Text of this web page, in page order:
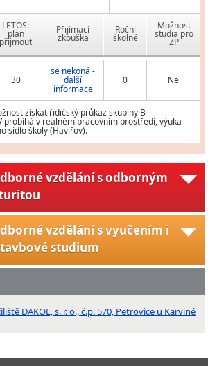
LETOS:
plán
přijmout
Přijímací
zkouška
Roční
školné
Možnost
studia pro
ZP
30
se nekoná -
další
informace
0 Ne
získat řidičský průkaz skupiny B
probíhá v reálném pracovním prostředí, výuka
sídlo školy (Havířov).
vzdělání s odborným
vzdělání s vyučením i
studium
DAKOL, s. r. o., č.p. 570, Petrovice u Karviné